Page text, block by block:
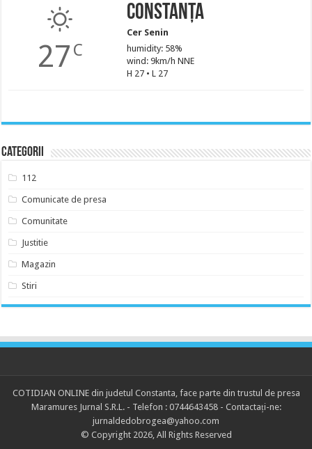
27 C
Constanța
Cer Senin
humidity: 58%
wind: 9km/h NNE
H 27 • L 27
Categorii
112
Comunicate de presa
Comunitate
Justitie
Magazin
Stiri
COTIDIAN ONLINE din judetul Constanta, face parte din trustul de presa
Maramures Jurnal S.R.L. - Telefon : 0744643458 - Contactați-ne:
jurnaldedobrogea@yahoo.com
© Copyright 2026, All Rights Reserved